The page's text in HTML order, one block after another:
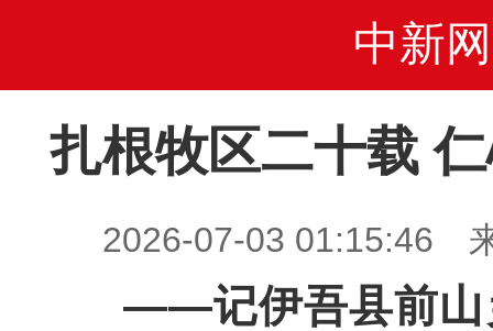
中新网
扎根牧区二十载
2026-07-03 01:15:46
——记伊吾县前山